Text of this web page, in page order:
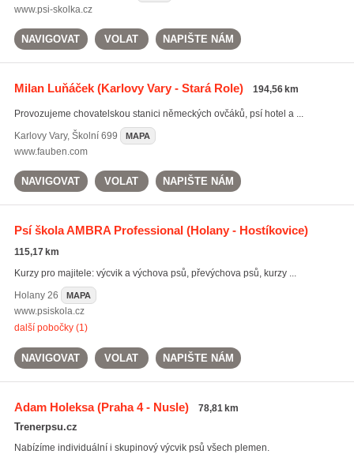
www.psi-skolka.cz
NAVIGOVAT VOLAT NAPIŠTE NÁM
Milan Luňáček(Karlovy Vary - Stará Role) 194,56 km
Provozujeme chovatelskou stanici německých ovčáků, psí hotel a ...
Karlovy Vary, Školní 699 MAPA
www.fauben.com
NAVIGOVAT VOLAT NAPIŠTE NÁM
Psí škola AMBRA Professional(Holany - Hostíkovice)
115,17 km
Kurzy pro majitele: výcvik a výchova psů, převýchova psů, kurzy ...
Holany26 MAPA
www.psiskola.cz
další pobočky (1)
NAVIGOVAT VOLAT NAPIŠTE NÁM
Adam Holeksa(Praha 4 - Nusle) 78,81 km
Trenerpsu.cz
Nabízíme individuální i skupinový výcvik psů všech plemen.